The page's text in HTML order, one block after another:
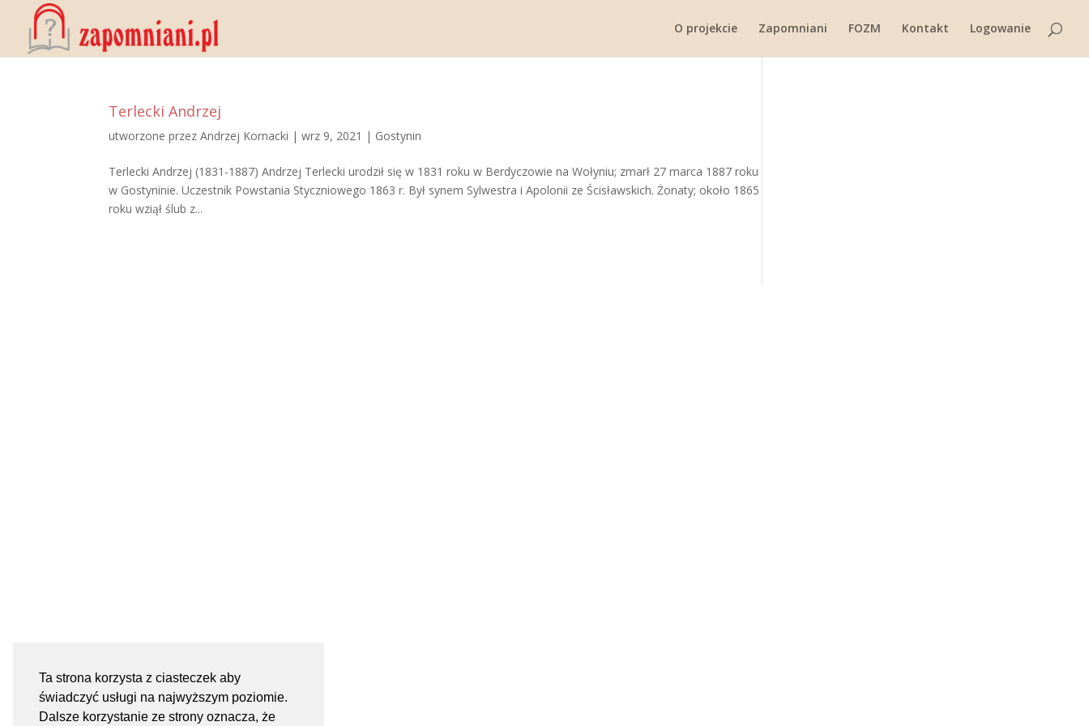
Ta strona korzysta z ciasteczek aby
świadczyć usługi na najwyższym poziomie.
Dalsze korzystanie ze strony oznacza, że
O projekcie Zapomniani FOZM Kontakt Logowanie
Terlecki Andrzej
utworzone przezAndrzej Kornacki |wrz 9, 2021 | Gostynin
Terlecki Andrzej (1831-1887) Andrzej Terlecki urodził się w 1831 roku w Berdyczowie na Wołyniu; zmarł 27 marca 1887 roku
w Gostyninie. Uczestnik Powstania Styczniowego 1863 r. Był synem Sylwestra i Apolonii ze Ścisławskich. Żonaty; około 1865
roku wziął ślub z...